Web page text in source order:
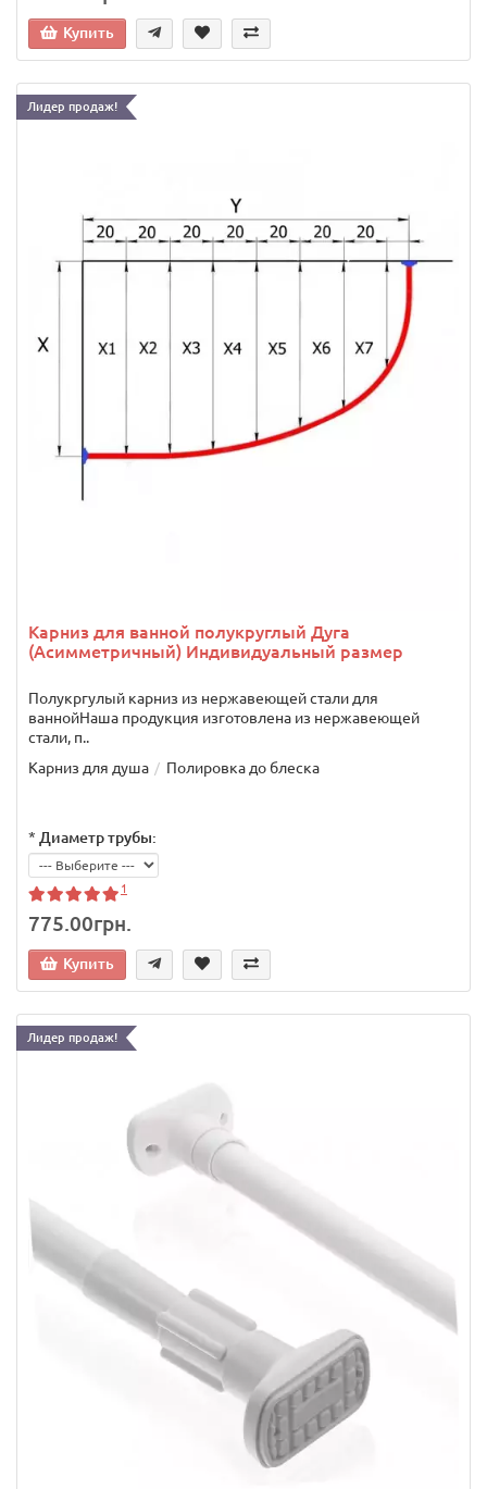
Купить
Лидер продаж!
Карниз для ванной полукруглый Дуга
(Асимметричный) Индивидуальный размер
Полукргулый карниз из нержавеющей стали для
ваннойНаша продукция изготовлена из нержавеющей
стали, п..
Карниз для душа
Полировка до блеска
* Диаметр трубы:
1
775.00грн.
Купить
Лидер продаж!